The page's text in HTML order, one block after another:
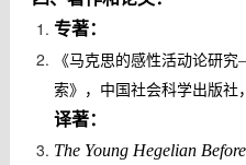
专著：
《马克思的感性活动论研究
索》，中国社会科学出版社
译著：
The Young Hegelian